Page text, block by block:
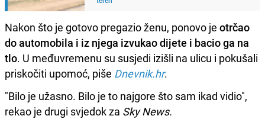
Nakon što je gotovo pregazio ženu, ponovo je otrčao
do automobila i iz njega izvukao dijete i bacio ga na
tlo. U međuvremenu su susjedi izišli na ulicu i pokušali
priskočiti upomoć, piše Dnevnik.hr.
"Bilo je užasno. Bilo je to najgore što sam ikad vidio",
rekao je drugi svjedok za Sky News.